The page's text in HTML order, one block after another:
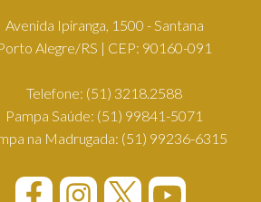
Avenida Ipiranga, 1500 - Santana
Alegre/RS | CEP: 90160-091
Telefone: (51) 3218.2588
Pampa Saúde: (51) 99841-5071
na Madrugada: (51) 99236-6315